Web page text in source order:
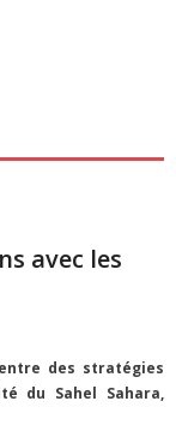
avec les
des stratégies
du Sahel Sahara,